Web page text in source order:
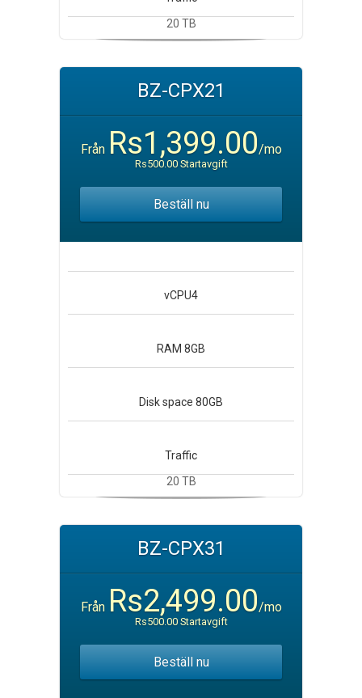
20 TB
BZ-CPX21
Från Rs1,399.00/mo
Rs500.00 Startavgift
Beställ nu
vCPU4
RAM 8GB
Disk space 80GB
Traffic
20 TB
BZ-CPX31
Från Rs2,499.00/mo
Rs500.00 Startavgift
Beställ nu